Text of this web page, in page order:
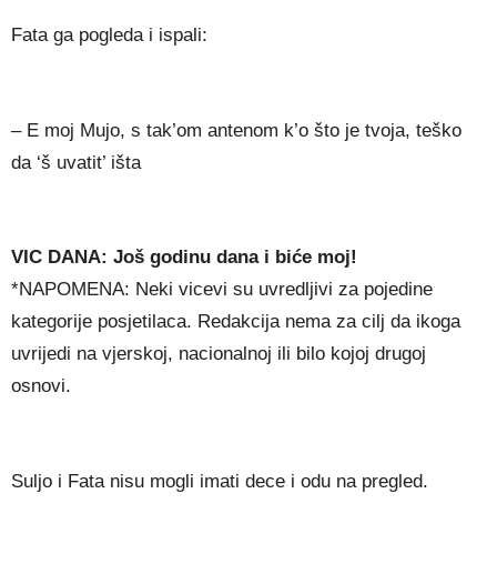
Fata ga pogleda i ispali:
– E moj Mujo, s tak’om antenom k’o što je tvoja, teško
da ‘š uvatit’ išta
VIC DANA: Još godinu dana i biće moj!
*NAPOMENA: Neki vicevi su uvredljivi za pojedine
kategorije posjetilaca. Redakcija nema za cilj da ikoga
uvrijedi na vjerskoj, nacionalnoj ili bilo kojoj drugoj
osnovi.
Suljo i Fata nisu mogli imati dece i odu na pregled.